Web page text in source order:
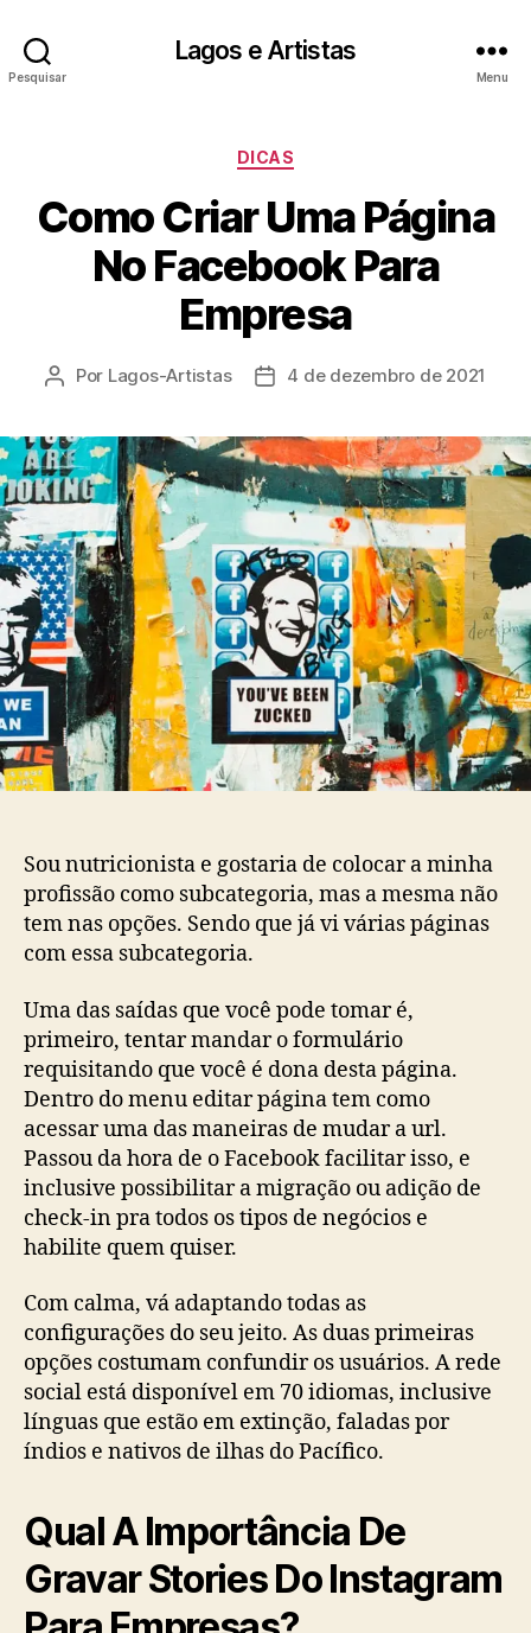
Pesquisar
Lagos e Artistas
Menu
Categorias
DICAS
Como Criar Uma Página
No Facebook Para
Empresa
Autor
Por Lagos-Artistas
Data4 de dezembro de 2021
Sou nutricionista e gostaria de colocar a minha
profissão como subcategoria, mas a mesma não
tem nas opções. Sendo que já vi várias páginas
com essa subcategoria.
Uma das saídas que você pode tomar é,
primeiro, tentar mandar o formulário
requisitando que você é dona desta página.
Dentro do menu editar página tem como
acessar uma das maneiras de mudar a url.
Passou da hora de o Facebook facilitar isso, e
inclusive possibilitar a migração ou adição de
check-in pra todos os tipos de negócios e
habilite quem quiser.
Com calma, vá adaptando todas as
configurações do seu jeito. As duas primeiras
opções costumam confundir os usuários. A rede
social está disponível em 70 idiomas, inclusive
línguas que estão em extinção, faladas por
índios e nativos de ilhas do Pacífico.
Qual A Importância De
Gravar Stories Do Instagram